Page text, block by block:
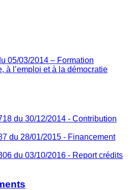
05/03/2014 – Formation
à l’emploi et à la démocratie
du 30/12/2014 - Contribution
du 28/01/2015 - Financement
du 03/10/2016 - Report crédits